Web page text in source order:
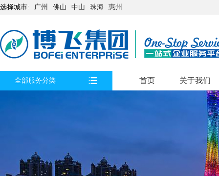
选择城市: 广州 佛山 中山 珠海 惠州
全部服务分类 首页 关于我们